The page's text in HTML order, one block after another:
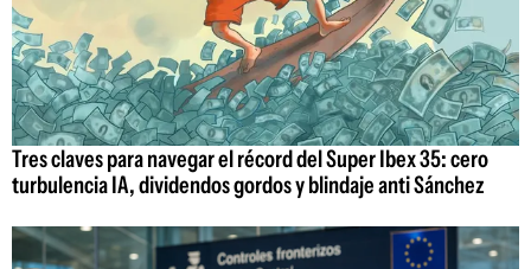
Tres claves para navegar el récord del Super Ibex 35: cero
turbulencia IA, dividendos gordos y blindaje anti Sánchez